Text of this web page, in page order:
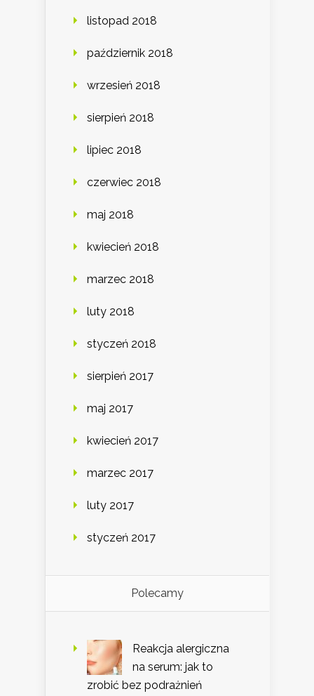
listopad 2018
październik 2018
wrzesień 2018
sierpień 2018
lipiec 2018
czerwiec 2018
maj 2018
kwiecień 2018
marzec 2018
luty 2018
styczeń 2018
sierpień 2017
maj 2017
kwiecień 2017
marzec 2017
luty 2017
styczeń 2017
Polecamy
Reakcja alergiczna
na serum: jak to
zrobić bez podrażnień